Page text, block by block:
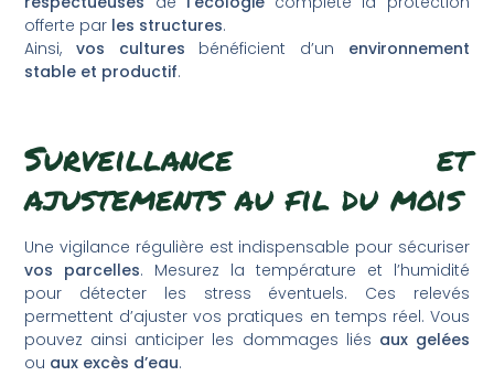
offerte par les structures.
Ainsi,vos cultures bénéficient d’un environnement
stable et productif.
Surveillance et
ajustements au fil du mois
Une vigilance régulière est indispensable pour sécuriser
vos parcelles. Mesurez la température et l’humidité
pour détecter les stress éventuels. Ces relevés
permettent d’ajuster vos pratiques en temps réel. Vous
pouvez ainsi anticiper les dommages liés aux gelées
ou aux excès d’eau.